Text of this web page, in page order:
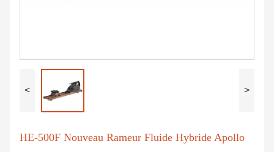
< >
HE-500F Nouveau Rameur Fluide Hybride Apollo